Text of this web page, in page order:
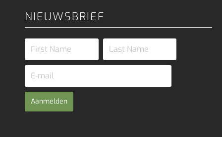
NIEUWSBRIEF
Aanmelden